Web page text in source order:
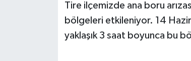
Tire ilçemizde ana boru
bölgeleri etkileniyor. 14
yaklaşık 3 saat boyunca bu
Resmi İlanlar